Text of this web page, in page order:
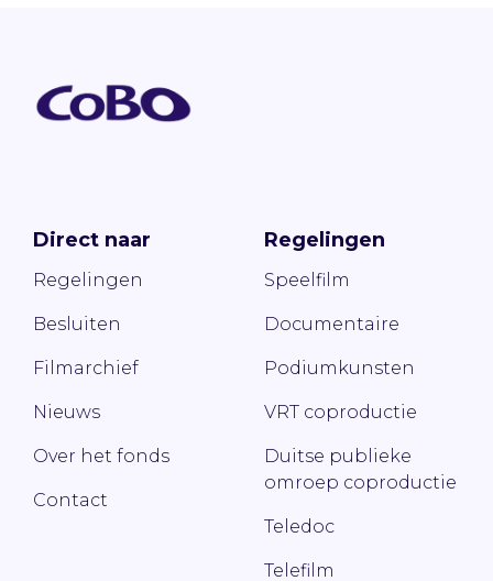
Direct naar
Regelingen
Besluiten
Filmarchief
Nieuws
Over het fonds
Contact
Regelingen
Speelfilm
Documentaire
Podiumkunsten
VRT coproductie
Duitse publieke
omroep coproductie
Teledoc
Telefilm